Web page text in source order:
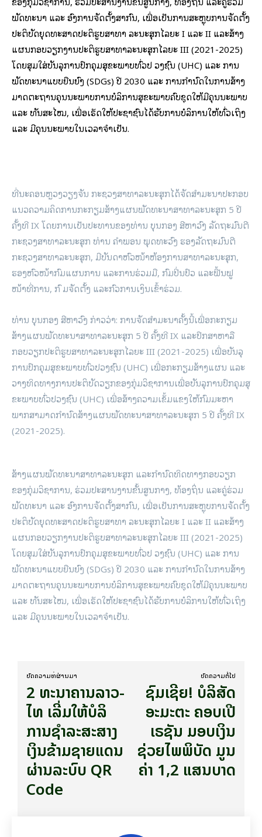
ພັດທະນາ ແລະ ອົງການຈັດຕັ້ງສາກົນ, ເພື່ອເປັນການສະຫຼຸບການຈັດຕັ້ງ
ປະຕິບັດຍຸດທະສາດປະຕິຮູບສາທາ ລະນະສຸກໄລຍະ I ແລະ II ແລະສ້າງ
ແຜນກອບວຽກງານປະຕິຮູບສາທາລະນະສຸກໄລຍະ III (2021-2025)
ໂດຍສຸມໃສ່ບັນລຸການປົກຄຸມສຸຂະພາບທົ່ວປ ວງຊົນ (UHC) ແລະ ການ
ພັດທະນາແບບຍືນຍົງ (SDGs) ປີ 2030 ແລະ ການກໍານົດໃນການສ້າງ
ມາດຕະຖານຄຸນນະພາບການບໍລິການສຸຂະພາບຄົບຊຸດໃຫ້ມີຄຸນນະພາບ
ແລະ ທັນສະໄໝ, ເພື່ອເຮັດໃຫ້ປະຊາຊົນໄດ້ຮັບການບໍລິການໃຫ້ທົ່ວເຖິງ
ແລະ ມີຄຸນນະພາບໃນເວລາຈໍາເປັນ.
ທີ່ນະຄອນຫຼວງວຽງຈັນ ກະຊວງສາທາລະນະສຸກໄດ້ຈັດສໍາມະນາປະກອບ
ແນວຄວາມຄິດການກະກຽມສ້າງແຜນພັດທະນາສາທາລະນະສຸກ 5 ປີ
ຄັ້ງທີ IX ໂດຍການເປັນປະທານຂອງທ່ານ ບຸນກອງ ສີຫາວົງ ລັດຖະມົນຕີ
ກະຊວງສາທາລະນະສຸກ ທ່ານ ຄໍາພອນ ພຸດທະວົງ ຮອງລັດຖະມົນຕີ
ກະຊວງສາທາລະນະສຸກ, ມີບັນດາຫົວໜ້າຫ້ອງການສາທາລະນະສຸກ,
ຮອງຫົວໜ້າກົມແຜນການ ແລະການຮ່ວມມື, ກົມປິ່ນປົວ ແລະຟື້ນຟູ
ໜ້າທີ່ການ, ກົ ມຈັດຕັ້ງ ແລະກົວການເງິນເຂົ້າຮ່ວມ.
ທ່ານ ບຸນກອງ ສີຫາວົງ ກ່າວວ່າ: ການຈັດສໍາມະນາຄັ້ງນີ້ເພື່ອກະກຽມ
ສ້າງແຜນພັດທະນາສາທາລະນະສຸກ 5 ປີ ຄັ້ງທີ IX ແລະປຶກສາຫາລື
ກອບວຽກປະຕິຮູບສາທາລະນະສຸກໄລຍະ III (2021-2025) ເພື່ອບັນລຸ
ການປົກຄຸມສຸຂະພາບທົ່ວປວງຊົນ (UHC) ເພື່ອກະກຽມສ້າງແຜນ ແລະ
ວາງທິດທາງການປະຕິບັດວຽກຂອງກຸ່ມວິຊາການເພື່ອບັນລຸການປົກຄຸມສຸ
ຂະພາບທົ່ວປວງຊົນ (UHC) ເພື່ອສ້າງຄວາມເຂັ້ມແຂງໃຫ້ກົມມະຫາ
ພາກສາມາດກໍານົດສ້າງແຜນພັດທະນາສາທາລະນະສຸກ 5 ປີ ຄັ້ງທີ IX
(2021-2025).
ສ້າງແຜນພັດທະນາສາທາລະນະສຸກ ແລະກໍານົດທິດທາງກອບວຽກ
ຂອງກຸ່ມວິຊາການ, ຮ່ວມປະສານງານຂັ້ນສູນກາງ, ທ້ອງຖິ່ນ ແລະຄູ່ຮ່ວມ
ພັດທະນາ ແລະ ອົງການຈັດຕັ້ງສາກົນ, ເພື່ອເປັນການສະຫຼຸບການຈັດຕັ້ງ
ປະຕິບັດຍຸດທະສາດປະຕິຮູບສາທາ ລະນະສຸກໄລຍະ I ແລະ II ແລະສ້າງ
ແຜນກອບວຽກງານປະຕິຮູບສາທາລະນະສຸກໄລຍະ III (2021-2025)
ໂດຍສຸມໃສ່ບັນລຸການປົກຄຸມສຸຂະພາບທົ່ວປ ວງຊົນ (UHC) ແລະ ການ
ພັດທະນາແບບຍືນຍົງ (SDGs) ປີ 2030 ແລະ ການກໍານົດໃນການສ້າງ
ມາດຕະຖານຄຸນນະພາບການບໍລິການສຸຂະພາບຄົບຊຸດໃຫ້ມີຄຸນນະພາບ
ແລະ ທັນສະໄໝ, ເພື່ອເຮັດໃຫ້ປະຊາຊົນໄດ້ຮັບການບໍລິການໃຫ້ທົ່ວເຖິງ
ແລະ ມີຄຸນນະພາບໃນເວລາຈໍາເປັນ.
ບົດ​ຄວາມ​ທີ່​ຜ່ານ​ມາ
2 ທະນາຄານລາວ-
ໄທ ເລີ່ມ​ໃຫ້ບໍລິ
ການຊໍາລະສະສາງ​
ເງິນຂ້າມຊາຍແດນ
ຜ່ານລະບົບ QR
Code
ບົດ​ຄວາມ​ຕໍ່​ໄປ
ຊົມ​ເຊີຍ! ​ບໍ​ລິ​ສັດ
ອະມະຕະ ຄອບ​ເປີ​
ເຣ​ຊັນ ມອບ​ເງິນ​
ຊ່ວຍ​ໄພພິບັດ ມູນ​
ຄ່າ 1,2 ​ແສນ​ບາດ